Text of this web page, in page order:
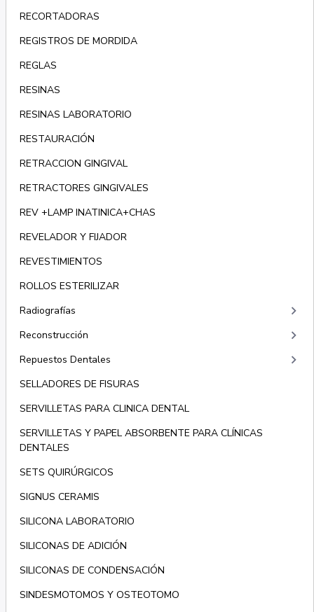
RECORTADORAS
REGISTROS DE MORDIDA
REGLAS
RESINAS
RESINAS LABORATORIO
RESTAURACIÓN
RETRACCION GINGIVAL
RETRACTORES GINGIVALES
REV +LAMP INATINICA+CHAS
REVELADOR Y FIJADOR
REVESTIMIENTOS
ROLLOS ESTERILIZAR
Radiografías
keyboard_arrow_right
Reconstrucción keyboard_arrow_right
Repuestos Dentales keyboard_arrow_right
SELLADORES DE FISURAS
SERVILLETAS PARA CLINICA DENTAL
SERVILLETAS Y PAPEL ABSORBENTE PARA CLÍNICAS
DENTALES
SETS QUIRÚRGICOS
SIGNUS CERAMIS
SILICONA LABORATORIO
SILICONAS DE ADICIÓN
SILICONAS DE CONDENSACIÓN
SINDESMOTOMOS Y OSTEOTOMO